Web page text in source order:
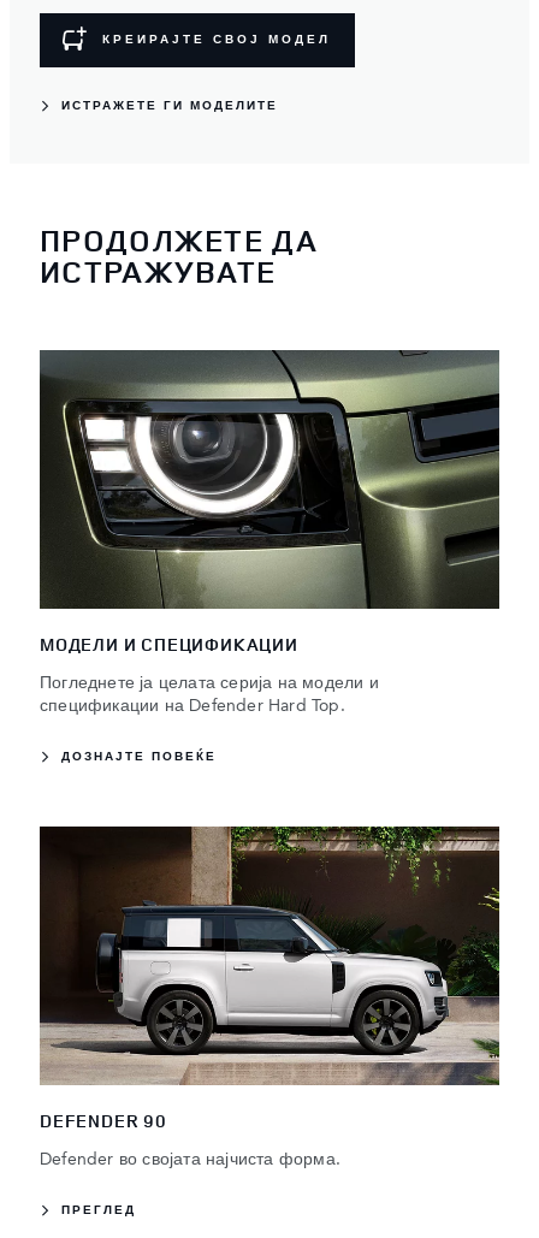
КРЕИРАЈТЕ СВОЈ МОДЕЛ
ИСТРАЖЕТЕ ГИ МОДЕЛИТЕ
ПРОДОЛЖЕТЕ ДА
ИСТРАЖУВАТЕ
МОДЕЛИ И СПЕЦИФИКАЦИИ
Погледнете ја целата серија на модели и
спецификации на Defender Hard Top.
ДОЗНАЈТЕ ПОВЕЌЕ
DEFENDER 90
Defender во својата најчиста форма.
ПРЕГЛЕД